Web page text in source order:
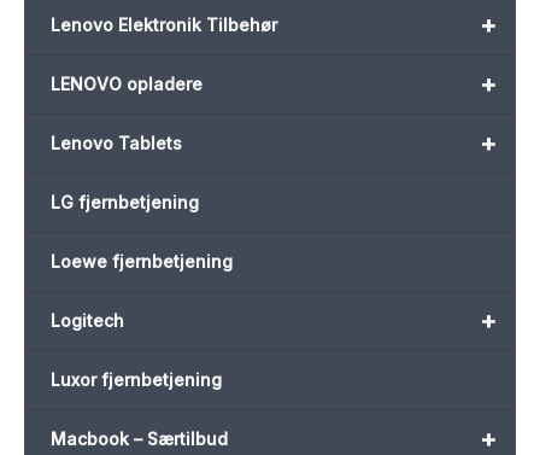
+
Lenovo Elektronik Tilbehør
+
LENOVO opladere
+
Lenovo Tablets
LG fjernbetjening
Loewe fjernbetjening
+
Logitech
Luxor fjernbetjening
+
Macbook – Særtilbud